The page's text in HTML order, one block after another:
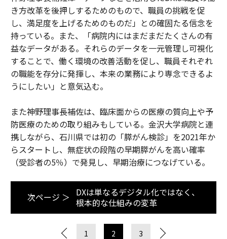
き方改革を後押しするためのもので、職員の挑戦を促
し、満足度を上げるためのものだ」との確固たる信念を
持っている。また、「病院内にはまだまだたくさんの有
益なデータがある。それらのデータを一元管理し可視化
することで、働く環境の改善活動を促し、職員それぞれ
の職能を存分に発揮し、本来の業務により専念できるよ
うにしたい」と意気込む。
また神野理事長補佐は、臨床面からの医療の質向上や予
防医療のための取り組みもしている。金沢大学病院と連
携しながら、石川県では初の「膵がん検診」を2021年か
らスタートし、無症状の段階の早期膵がんを高い確率
（受診者の5％）で発見し、早期治療につなげている。
次ページ ＞
DXは単なるデジタル化ではなく、
根本的な仕組みの変革
1 2 3